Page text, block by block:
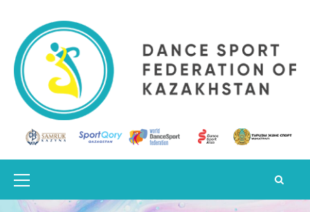
содержимому
Основное
меню